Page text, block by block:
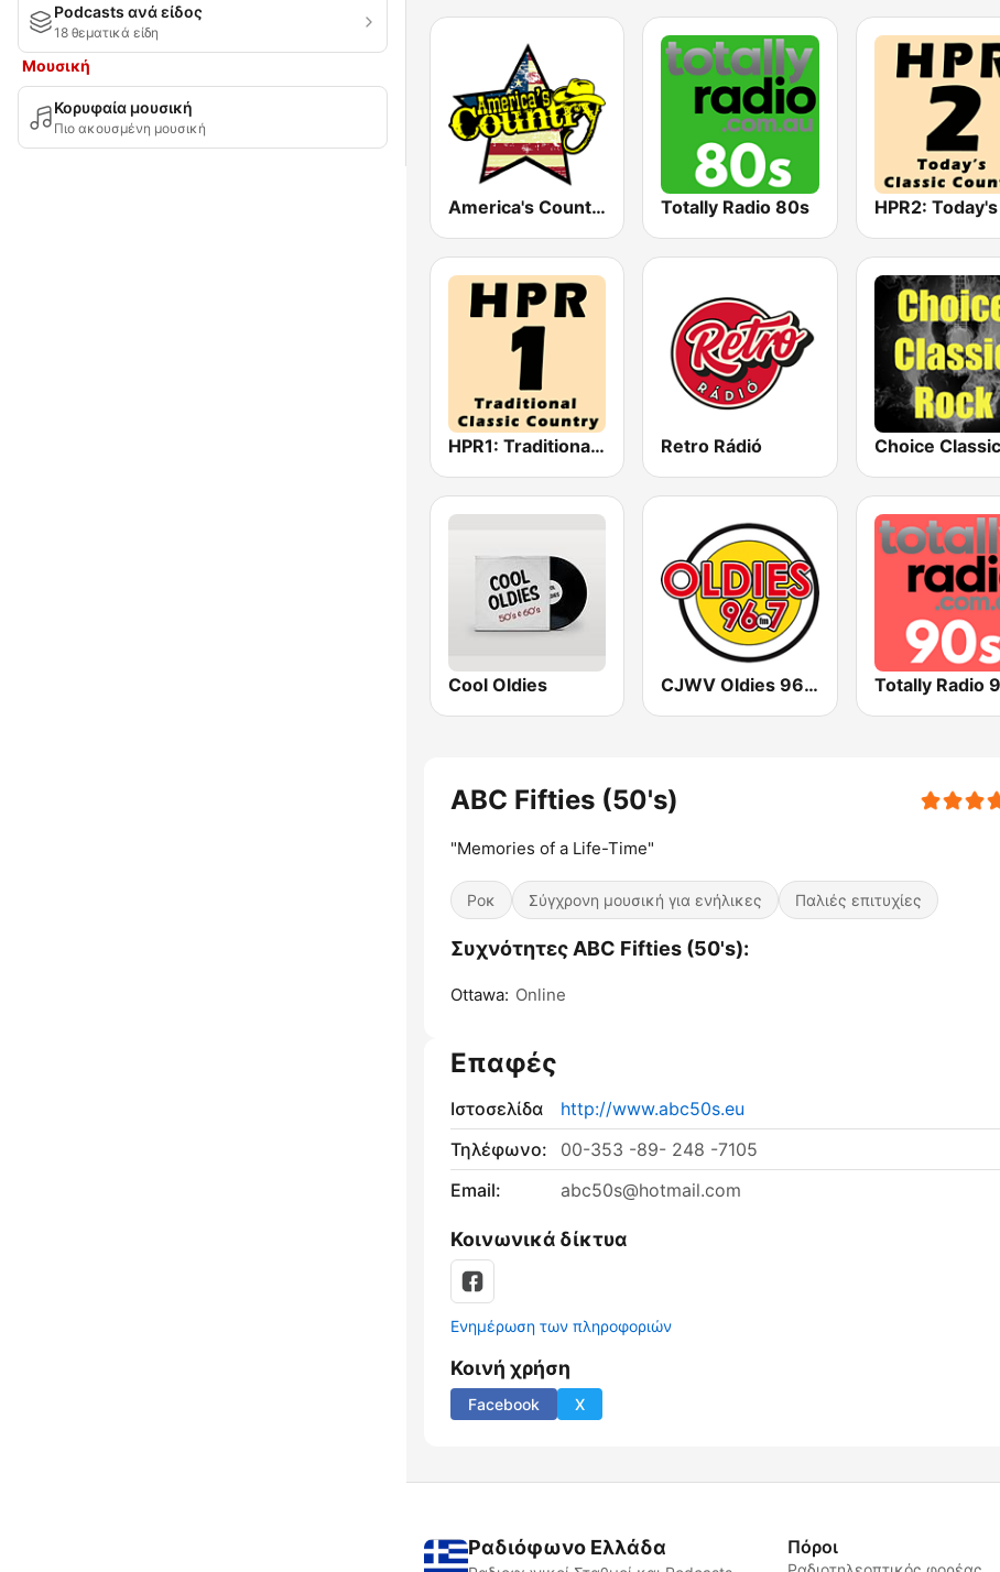
Podcasts ανά είδος
18 θεματικά είδη
Μουσική
Κορυφαία μουσική
Πιο ακουσμένη μουσική
America's Country Totally Radio 80s
HPR1: Traditional Classic Country Retro Rádió
Cool Oldies CJWV Oldies 96.7 FM Totally Radio
ABC Fifties (50's)
"Memories of a Life-Time"
Ροκ Σύγχρονη μουσική για ενήλικες Παλιές επιτυχίες
Συχνότητες ABC Fifties (50's):
Ottawa: Online
Επαφές
Ιστοσελίδα
http://www.abc50s.eu
Τηλέφωνο:
00-353 -89- 248 -7105
Email:
abc50s@hotmail.com
Κοινωνικά δίκτυα
Ενημέρωση των πληροφοριών
Κοινή χρήση
Facebook X
Ραδιόφωνο Ελλάδα Πόροι